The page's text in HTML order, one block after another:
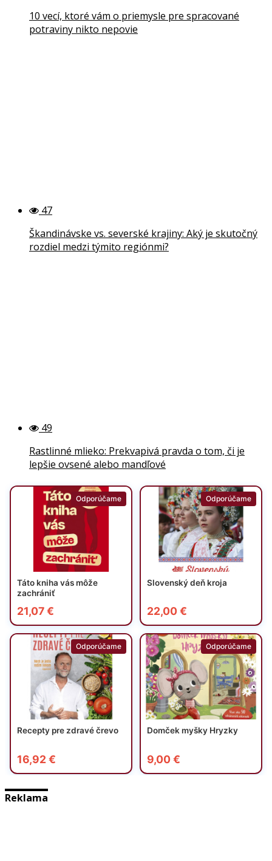
10 vecí, ktoré vám o priemysle pre spracované
potraviny nikto nepovie
47
Škandinávske vs. severské krajiny: Aký je skutočný
rozdiel medzi týmito regiónmi?
49
Rastlinné mlieko: Prekvapivá pravda o tom, či je
lepšie ovsené alebo mandľové
Reklama